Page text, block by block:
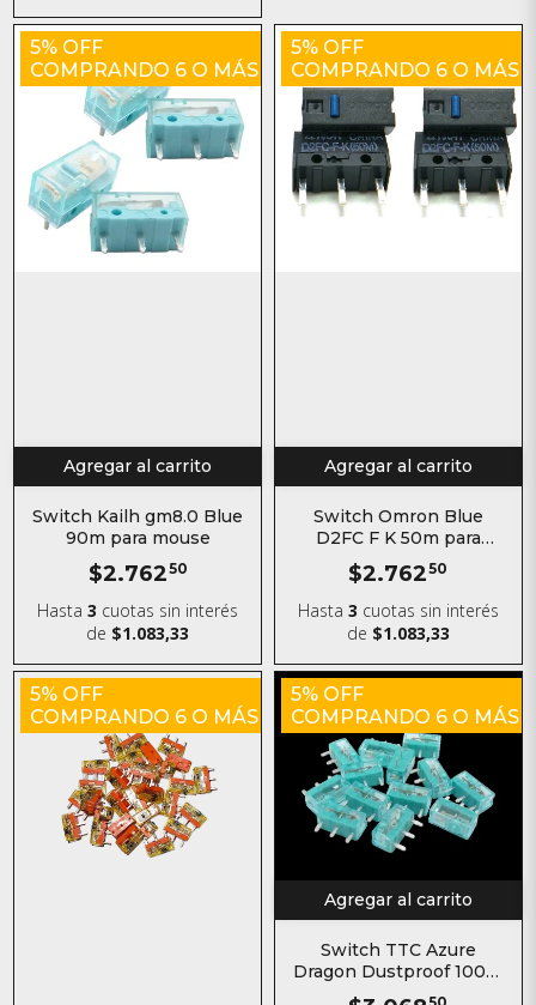
5% OFF
COMPRANDO 6 O MÁS
Agregar al carrito
Switch Kailh gm8.0 Blue
90m para mouse
$2.76250
Hasta3 cuotas sin interés
de $1.083,33
5% OFF
COMPRANDO 6 O MÁS
Agregar al carrito
Switch Omron Blue
D2FC F K 50m para
$2.76250
Hasta 3 cuotas sin interés
de $1.083,33
5% OFF
COMPRANDO 6 O MÁS
5% OFF
COMPRANDO 6 O MÁS
Agregar al carrito
Switch TTC Azure
Dragon Dustproof 100m
para mouse